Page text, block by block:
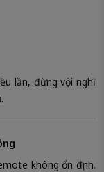
lần, đừng vội nghĩ
.
không ổn định.